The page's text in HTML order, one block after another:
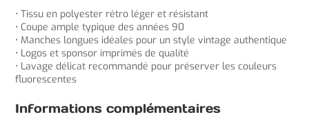
• Tissu en polyester rétro léger et résistant
• Coupe ample typique des années 90
• Manches longues idéales pour un style vintage authentique
• Logos et sponsor imprimés de qualité
• Lavage délicat recommandé pour préserver les couleurs
fluorescentes
Informations complémentaires